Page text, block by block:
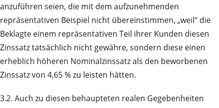
anzuführen seien, die mit dem aufzunehmenden
repräsentativen Beispiel nicht übereinstimmen, „weil“ die
Beklagte einem repräsentativen Teil ihrer Kunden diesen
Zinssatz tatsächlich nicht gewähre, sondern diese einen
erheblich höheren Nominalzinssatz als den beworbenen
Zinssatz von 4,65 % zu leisten hätten.
3.2. Auch zu diesen behaupteten realen Gegebenheiten